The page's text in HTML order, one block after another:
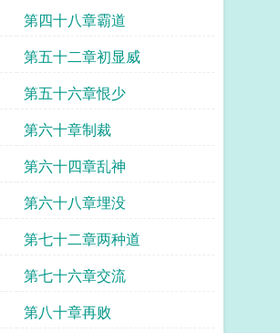
第四十八章霸道
第五十二章初显威
第五十六章恨少
第六十章制裁
第六十四章乱神
第六十八章埋没
第七十二章两种道
第七十六章交流
第八十章再败